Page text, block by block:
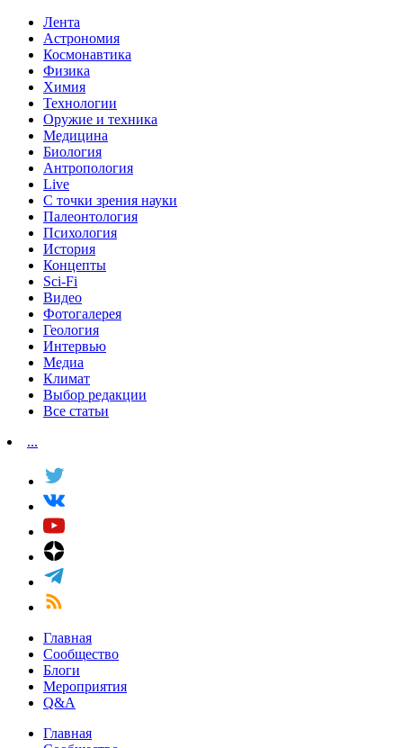
Лента
Астрономия
Космонавтика
Физика
Химия
Технологии
Оружие и техника
Медицина
Биология
Антропология
Live
С точки зрения науки
Палеонтология
Психология
История
Концепты
Sci-Fi
Видео
Фотогалерея
Геология
Интервью
Медиа
Климат
Выбор редакции
Все статьи
...
Главная
Сообщество
Блоги
Мероприятия
Q&A
Главная